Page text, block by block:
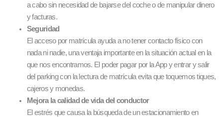
a cabo sin necesidad de bajarse del coche o de manipular dinero
y facturas.
Seguridad
El acceso por matrícula ayuda a no tener contacto físico con
nada ni nadie, una ventaja importante en la situación actual en la
que nos encontramos. El poder pagar por la App y entrar y salir
del parking con la lectura de matrícula evita que toquemos tiques,
cajeros y monedas.
Mejora la calidad de vida del conductor
El estrés que causa la búsqueda de un estacionamiento en